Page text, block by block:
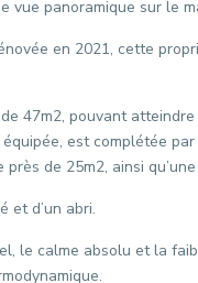
vue panoramique sur le
en 2021, cette
47m2, pouvant
est complétée
de 25m2, ainsi
et d’un abri.
le calme absolu et la